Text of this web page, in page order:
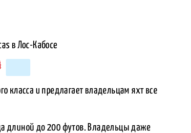
класса и предлагает владельцам яхт все
длиной до 200 футов. Владельцы даже